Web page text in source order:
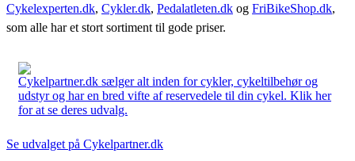
Cykelexperten.dk, Cykler.dk, Pedalatleten.dk og FriBikeShop.dk,
som alle har et stort sortiment til gode priser.
Cykelpartner.dk sælger alt inden for cykler, cykeltilbehør og
udstyr og har en bred vifte af reservedele til din cykel. Klik her
for at se deres udvalg.
Se udvalget på Cykelpartner.dk